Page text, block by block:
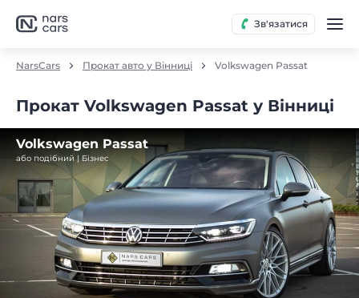
Зв'язатися
NarsCars Прокат авто у Вінниці Volkswagen Passat
Прокат Volkswagen Passat у Вінниці
Volkswagen Passat
або подібний | Бізнес